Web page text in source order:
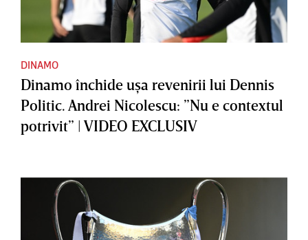
DINAMO
Dinamo închide uşa revenirii lui Dennis
Politic. Andrei Nicolescu: ”Nu e contextul
potrivit” | VIDEO EXCLUSIV